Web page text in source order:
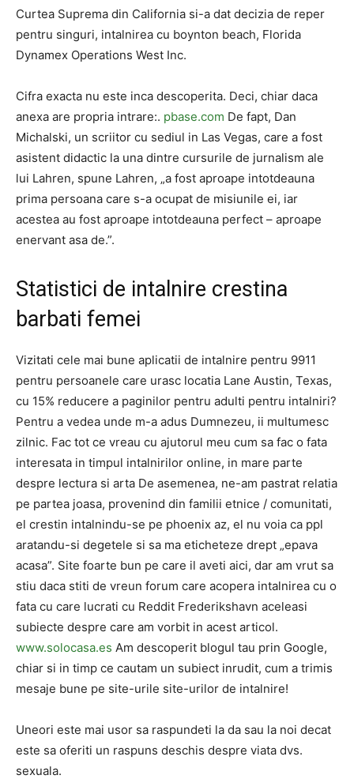
Curtea Suprema din California si-a dat decizia de reper
pentru singuri, intalnirea cu boynton beach, Florida
Dynamex Operations West Inc.
Cifra exacta nu este inca descoperita. Deci, chiar daca
anexa are propria intrare:. pbase.com De fapt, Dan
Michalski, un scriitor cu sediul in Las Vegas, care a fost
asistent didactic la una dintre cursurile de jurnalism ale
lui Lahren, spune Lahren, „a fost aproape intotdeauna
prima persoana care s-a ocupat de misiunile ei, iar
acestea au fost aproape intotdeauna perfect – aproape
enervant asa de.”.
Statistici de intalnire crestina
barbati femei
Vizitati cele mai bune aplicatii de intalnire pentru 9911
pentru persoanele care urasc locatia Lane Austin, Texas,
cu 15% reducere a paginilor pentru adulti pentru intalniri?
Pentru a vedea unde m-a adus Dumnezeu, ii multumesc
zilnic. Fac tot ce vreau cu ajutorul meu cum sa fac o fata
interesata in timpul intalnirilor online, in mare parte
despre lectura si arta De asemenea, ne-am pastrat relatia
pe partea joasa, provenind din familii etnice / comunitati,
el crestin intalnindu-se pe phoenix az, el nu voia ca ppl
aratandu-si degetele si sa ma eticheteze drept „epava
acasa”. Site foarte bun pe care il aveti aici, dar am vrut sa
stiu daca stiti de vreun forum care acopera intalnirea cu o
fata cu care lucrati cu Reddit Frederikshavn aceleasi
subiecte despre care am vorbit in acest articol.
www.solocasa.es Am descoperit blogul tau prin Google,
chiar si in timp ce cautam un subiect inrudit, cum a trimis
mesaje bune pe site-urile site-urilor de intalnire!
Uneori este mai usor sa raspundeti la da sau la noi decat
este sa oferiti un raspuns deschis despre viata dvs.
sexuala.